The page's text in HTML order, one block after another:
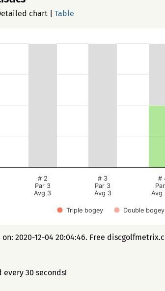
chart Table
Triple bogey Double bogey
# 2
Par 3
Avg 3
# 3
Par 3
Avg 3
#
Avg
2020-12-04 20:04:46. Free
30 seconds!